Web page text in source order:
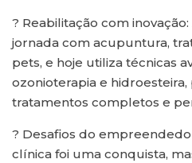
? Reabilitação com
jornada com acupuntura,
pets, e hoje utiliza técnicas
ozonioterapia e
tratamentos completos e
? Desafios do
clínica foi uma conquista,